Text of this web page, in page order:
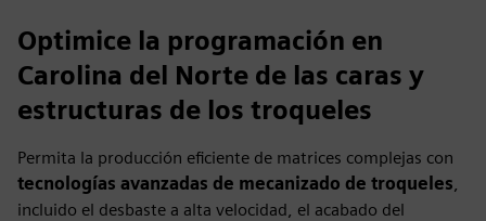
Optimice la programación en
Carolina del Norte de las caras y
estructuras de los troqueles
Permita la producción eficiente de matrices complejas con
tecnologías avanzadas de mecanizado de troqueles
incluido el desbaste a alta velocidad, el acabado del